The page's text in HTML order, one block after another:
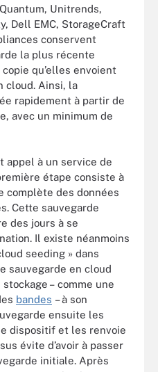
Unitrends,
Dell EMC, StorageCraft
conservent
la plus récente
qu’elles envoient
cloud. Ainsi, la
rapidement à partir de
avec un minimum de
appel à un service de
étape consiste à
complète des données
Cette sauvegarde
des jours à se
Il existe néanmoins
seeding » dans
sauvegarde en cloud
– comme une
bandes – à son
ensuite les
dispositif et les renvoie
évite d’avoir à passer
initiale. Après